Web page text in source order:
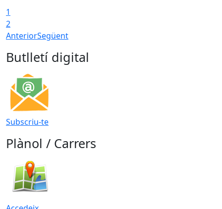
1
2
AnteriorSegüent
Butlletí digital
Subscriu-te
Plànol / Carrers